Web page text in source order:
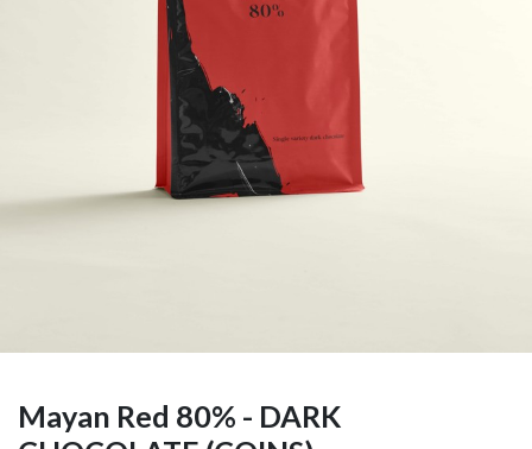
Mayan Red 80% - DARK